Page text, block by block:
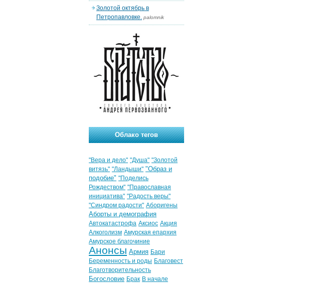
Золотой октябрь в
Петропавловке. palomnik
Облако тегов
"Вера и дело" "Душа" "Золотой
витязь" "Ландыши" "Образ и
подобие" "Поделись
Рождеством" "Православная
инициатива" "Радость веры"
"Синдром радости" Аборигены
Аборты и демография
Автокатастрофа Аксиос Акция
Алкоголизм Амурская епархия
Амурское благочиние
Анонсы Армия Бари
Беременность и роды Благовест
Благотворительность
Богословие Брак В начале